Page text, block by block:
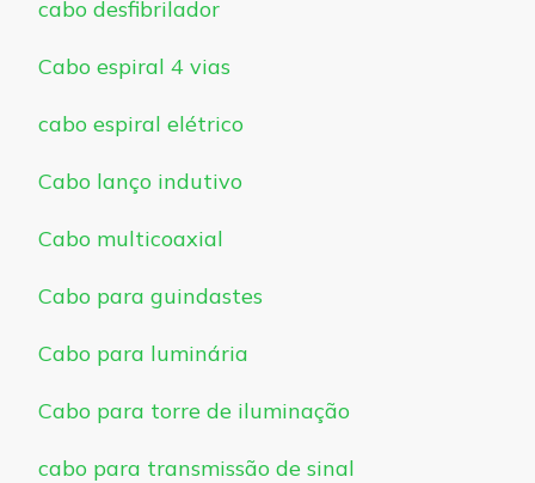
cabo desfibrilador
Cabo espiral 4 vias
cabo espiral elétrico
Cabo lanço indutivo
Cabo multicoaxial
Cabo para guindastes
Cabo para luminária
Cabo para torre de iluminação
cabo para transmissão de sinal